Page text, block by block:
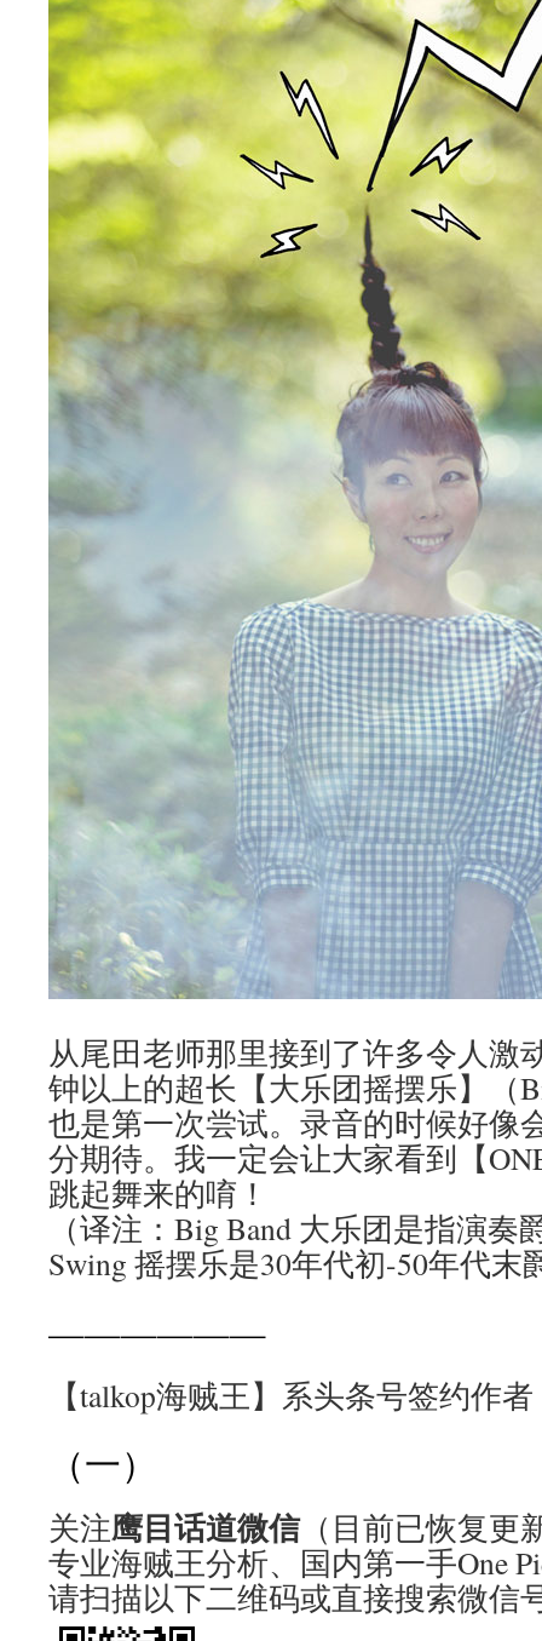
从尾田老师那里接到了许多令人激
钟以上的超长【大乐团摇摆乐】（
也是第一次尝试。录音的时候好像
分期待。我一定会让大家看到【
跳起舞来的唷！
（译注：Big Band 大乐团是指演
Swing 摇摆乐是30年代初-50年代
——————
【talkop海贼王】系头条号签约作者
（一）
关注鹰目话道微信（目前已恢复更
专业海贼王分析、国内第一手One
请扫描以下二维码或直接搜索微信